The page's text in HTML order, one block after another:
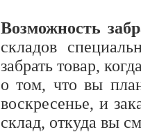
Возможность
складов
забрать товар,
о том, что вы
воскресенье, и
склад, откуда вы